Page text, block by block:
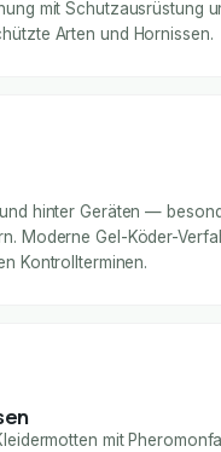
mit Schutzausrüstung
Arten und Hornissen.
hinter Geräten —
Moderne Gel-Köder-
Kontrollterminen.
mit